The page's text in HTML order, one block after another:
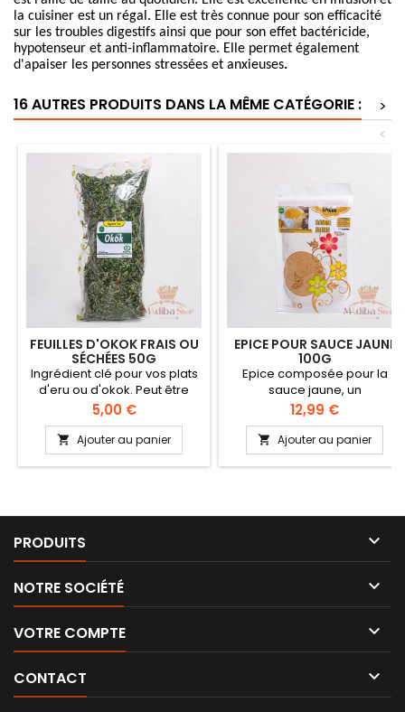
la cuisiner est un régal. Elle est très connue pour son efficacité
sur les troubles digestifs ainsi que pour son effet bactéricide,
hypotenseur et anti-inflammatoire. Elle permet également
d'apaiser les personnes stressées et anxieuses.
16 AUTRES PRODUITS DANS LA MÊME CATÉGORIE :
>
<
FEUILLES D'OKOK FRAIS OU
SÉCHÉES 50G
Ingrédient clé pour vos plats
d'eru ou d'okok. Peut être
livré frais et non sous la forme
séchée, selon les
disponibilités. Astuce: faire
tremper les feuilles d'okok
séchées 1h à 2h avant de les
Prix
5,00 €
 Ajouter au panier
EPICE POUR SAUCE JAUNE
100G
Epice composée pour la
sauce jaune, un
indispensable!
Prix
12,99 €
 Ajouter au panier
PRODUITS 
NOTRE SOCIÉTÉ 
VOTRE COMPTE 
CONTACT 